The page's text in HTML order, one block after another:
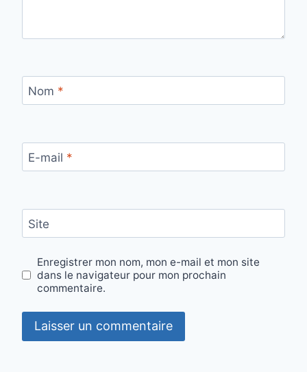
Nom *
E-mail *
Site
Enregistrer mon nom, mon e-mail et mon site
dans le navigateur pour mon prochain
commentaire.